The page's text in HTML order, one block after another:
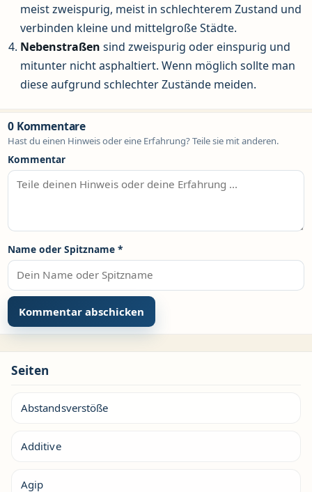
meist zweispurig, meist in schlechterem Zustand und
verbinden kleine und mittelgroße Städte.
Nebenstraßen sind zweispurig oder einspurig und
mitunter nicht asphaltiert. Wenn möglich sollte man
diese aufgrund schlechter Zustände meiden.
0 Kommentare
Hast du einen Hinweis oder eine Erfahrung? Teile sie mit anderen.
Kommentar
Name oder Spitzname *
Seiten
Abstandsverstöße
Additive
Agip